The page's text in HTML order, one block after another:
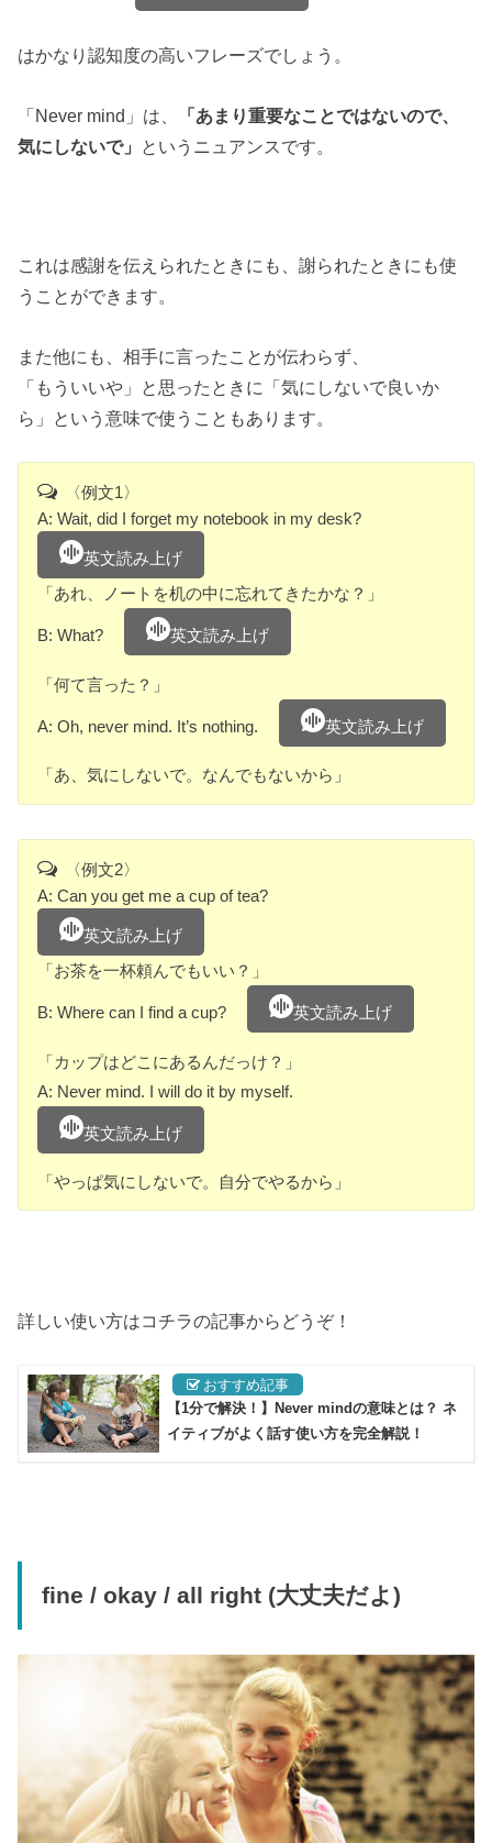
はかなり認知度の高いフレーズでしょう。
「Never mind」は、
「あまり重要なことではないので、
気にしないで」 というニュアンスです。
これは感謝を伝えられたときにも、謝られたときにも使
うことができます。
また他にも、相手に言ったことが伝わらず、
「もういいや」と思ったときに「気にしないで良いか
ら」という意味で使うこともあります。
〈例文1〉
A: Wait, did I forget my notebook in my desk?
英文読み上げ
「あれ、ノートを机の中に忘れてきたかな？」
B: What? 英文読み上げ
「何て言った？」
A: Oh, never mind. It’s nothing. 英文読み上げ
「あ、気にしないで。なんでもないから」
〈例文2〉
A: Can you get me a cup of tea?
英文読み上げ
「お茶を一杯頼んでもいい？」
B: Where can I find a cup? 英文読み上げ
「カップはどこにあるんだっけ？」
A: Never mind. I will do it by myself.
英文読み上げ
「やっぱ気にしないで。自分でやるから」
詳しい使い方はコチラの記事からどうぞ！
【1分で解決！】Never mindの意味とは？ ネ
イティブがよく話す使い方を完全解説！
fine / okay / all right (大丈夫だよ)